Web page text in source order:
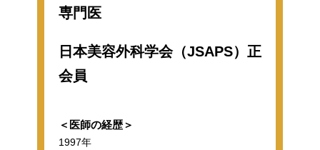
専門医
日本美容外科学会（JSAPS）正
会員
＜医師の経歴＞
1997年